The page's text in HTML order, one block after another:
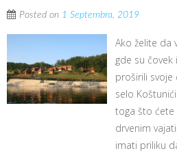
Posted on 1 Septembra, 2019
Ako želite da
gde su
proširili
selo
toga što
drvenim
imati priliku